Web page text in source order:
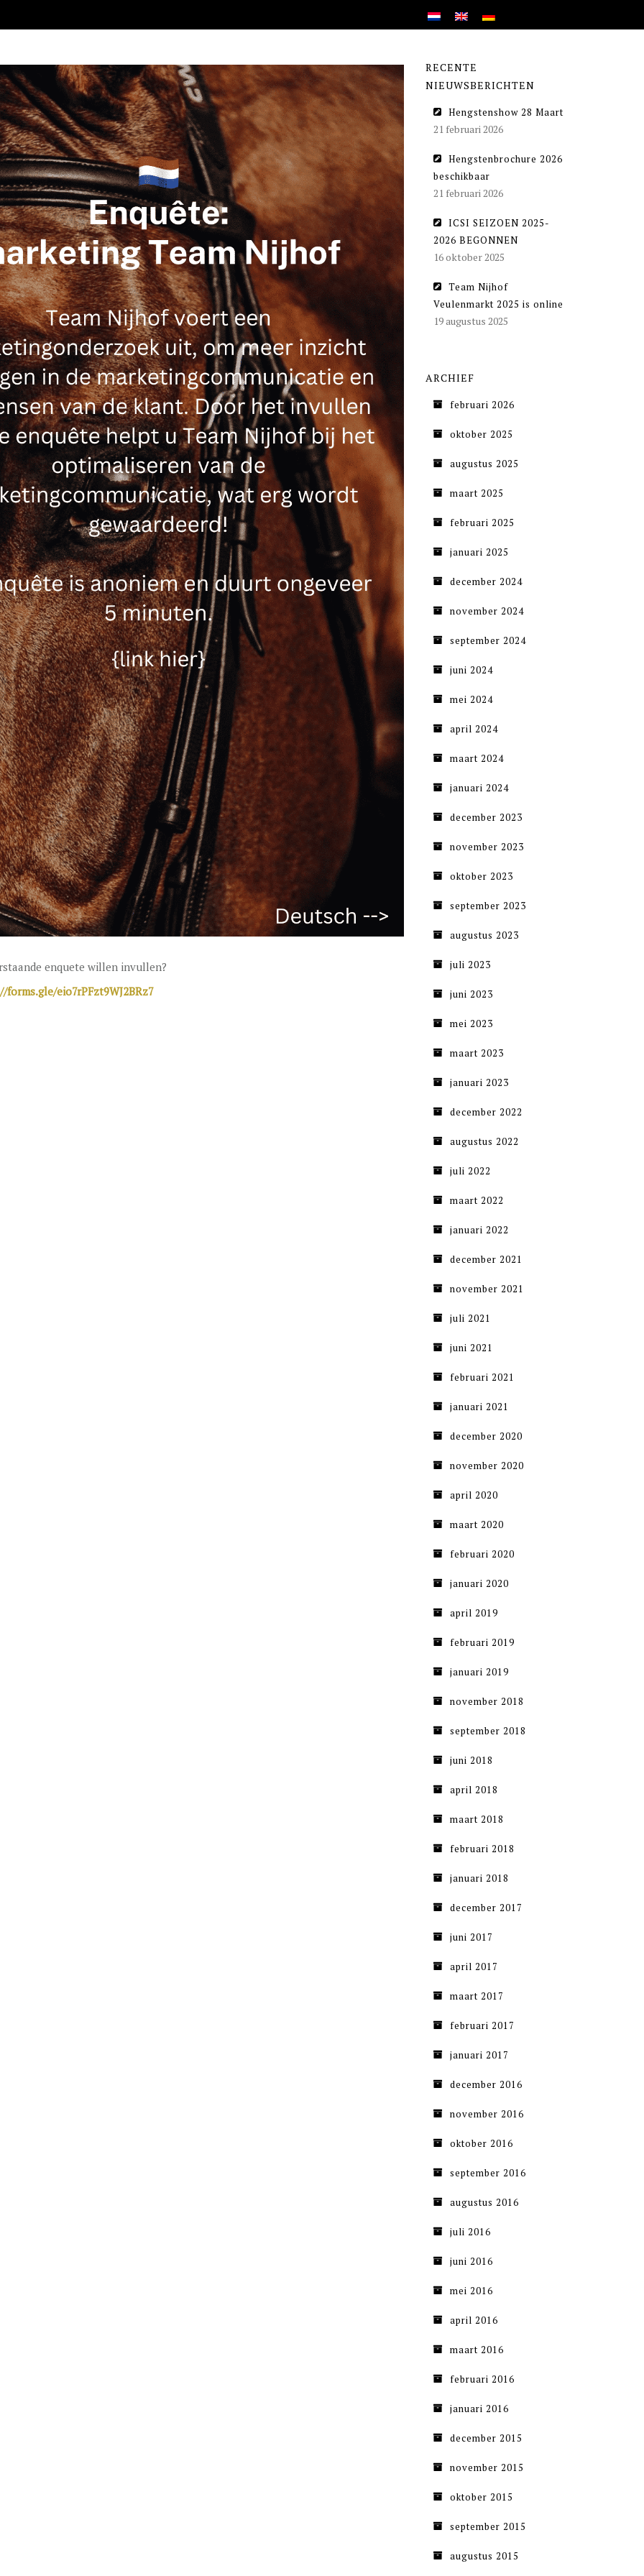
enquete willen invullen?
eio7rPFzt9WJ2BRz7
RECENTE
NIEUWSBERICHTEN
Hengstenshow 28 Maart
21 februari 2026
Hengstenbrochure 2026
beschikbaar
21 februari 2026
ICSI SEIZOEN 2025-
2026 BEGONNEN
16 oktober 2025
Team Nijhof
Veulenmarkt 2025 is online
19 augustus 2025
ARCHIEF
februari 2026
oktober 2025
augustus 2025
maart 2025
februari 2025
januari 2025
december 2024
november 2024
september 2024
juni 2024
mei 2024
april 2024
maart 2024
januari 2024
december 2023
november 2023
oktober 2023
september 2023
augustus 2023
juli 2023
juni 2023
mei 2023
maart 2023
januari 2023
december 2022
augustus 2022
juli 2022
maart 2022
januari 2022
december 2021
november 2021
juli 2021
juni 2021
februari 2021
januari 2021
december 2020
november 2020
april 2020
maart 2020
februari 2020
januari 2020
april 2019
februari 2019
januari 2019
november 2018
september 2018
juni 2018
april 2018
maart 2018
februari 2018
januari 2018
december 2017
juni 2017
april 2017
maart 2017
februari 2017
januari 2017
december 2016
november 2016
oktober 2016
september 2016
augustus 2016
juli 2016
juni 2016
mei 2016
april 2016
maart 2016
februari 2016
januari 2016
december 2015
november 2015
oktober 2015
september 2015
augustus 2015